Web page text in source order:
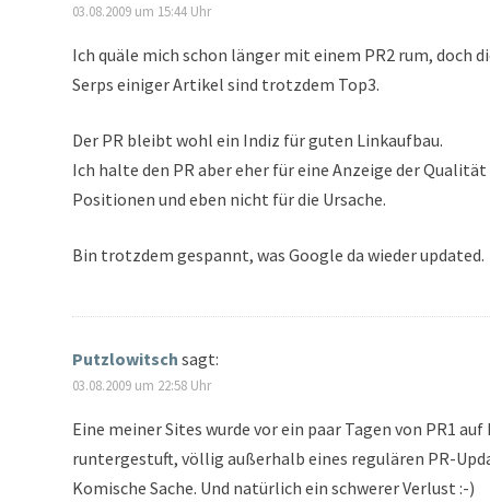
03.08.2009 um 15:44 Uhr
Ich quäle mich schon länger mit einem PR2 rum, doch
Serps einiger Artikel sind trotzdem Top3.
Der PR bleibt wohl ein Indiz für guten Linkaufbau.
Ich halte den PR aber eher für eine Anzeige der Qualität
Positionen und eben nicht für die Ursache.
Bin trotzdem gespannt, was Google da wieder updated.
Putzlowitsch sagt:
03.08.2009 um 22:58 Uhr
Eine meiner Sites wurde vor ein paar Tagen von PR1 auf
runtergestuft, völlig außerhalb eines regulären PR-
Komische Sache. Und natürlich ein schwerer Verlust :-)